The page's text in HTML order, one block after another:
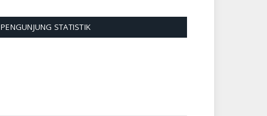
PENGUNJUNG STATISTIK